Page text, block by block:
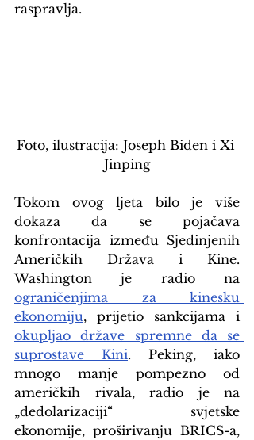
raspravlja.
Foto, ilustracija: Joseph Biden i Xi
Jinping
Tokom ovog ljeta bilo je više
dokaza da se pojačava
konfrontacija između Sjedinjenih
Američkih Država i Kine.
ograničenjima za kinesku
ekonomiju
okupljao države spremne da se
suprostave Kini. Peking, iako
mnogo manje pompezno od
američkih rivala, radio je na
„dedolarizaciji“ svjetske
ekonomije, proširivanju BRICS-a,